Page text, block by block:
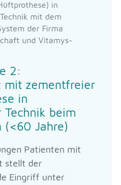
in
mit dem
der Firma
und Vitamys-
2:
mit zementfreier
in
beim
(<60 Jahre)
Patienten mit
stellt der
Eingriff unter